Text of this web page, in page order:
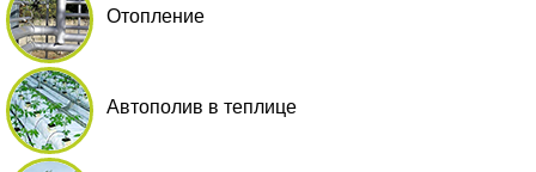
Отопление
Автополив в теплице